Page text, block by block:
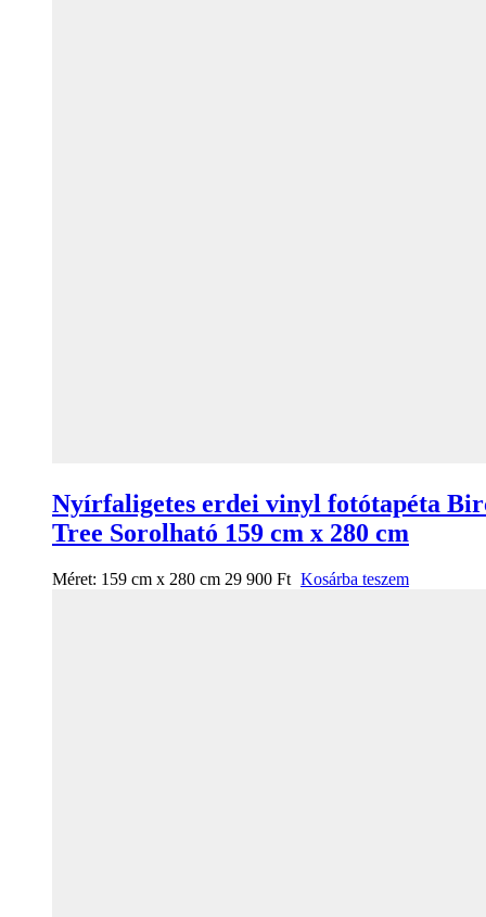
Nyírfaligetes erdei vinyl fotótapéta
Tree Sorolható 159 cm x 280 cm
Méret: 159 cm x 280 cm 29 900 Ft Kosárba teszem